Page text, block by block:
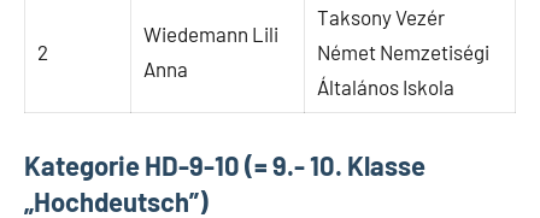
2
Wiedemann Lili
Anna
Taksony Vezér
Német Nemzetiségi
Általános Iskola
Kategorie HD-9-10 (= 9.- 10. Klasse
„Hochdeutsch”)